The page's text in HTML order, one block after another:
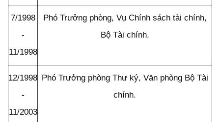
7/1998
-
11/1998
Phó Trưởng phòng, Vụ Chính sách tài chính,
Bộ Tài chính.
12/1998
-
11/2003
Phó Trưởng phòng Thư ký, Văn phòng Bộ Tài
chính.